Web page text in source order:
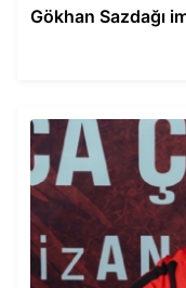
Gökhan Sazdağı